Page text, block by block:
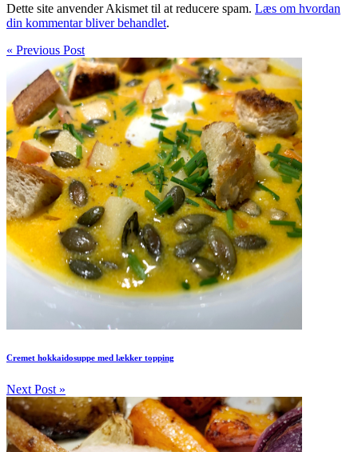
Dette site anvender Akismet til at reducere spam. Læs om hvordan
din kommentar bliver behandlet.
« Previous Post
Cremet hokkaidosuppe med lækker topping
Next Post »